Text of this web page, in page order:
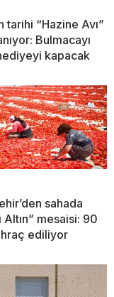
tarihi “Hazine Avı”
Bulmacayı
kapacak
sahada
Altın” mesaisi: 90
ediliyor